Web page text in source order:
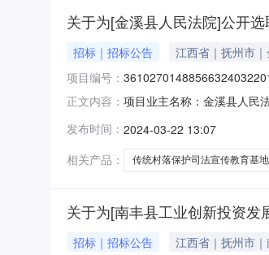
关于为[金溪县人民法院]公开
招标｜招标公告 江西省｜抚州市
项目编号：
正文内容： 项目业主名称：金溪县人民
地工程监理洽谈时间：3（
公司,中晟汇创建设发展有限
发布时间： 2024-03-22 13:07
相关产品：
传统村落保护司法宣传教育基
关于为[南丰县工业创新投资
招标｜招标公告 江西省｜抚州市